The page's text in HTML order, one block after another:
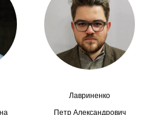
Лавриненко
Петр Александрович